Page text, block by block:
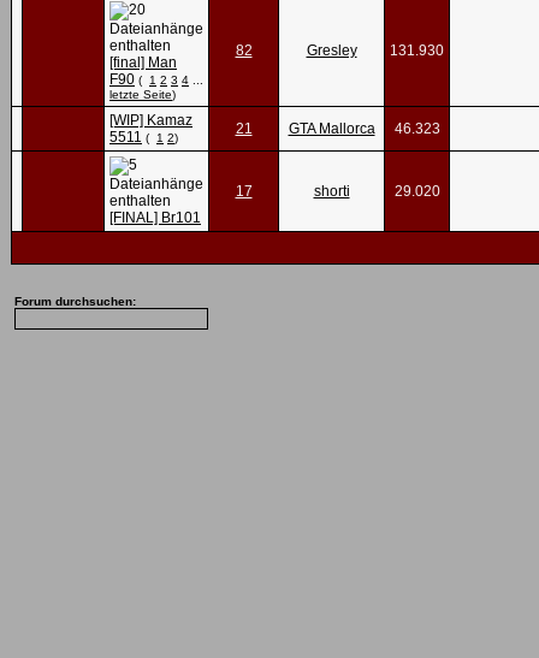
[final] Man
F90 ( 1 2 3 4
letzte Seite)
82 Gresley 131.930
[WIP] Kamaz
5511 ( 1 2)
21 GTA Mallorca 46.323
[FINAL] Br101
17 shorti 29.020
Forum durchsuchen: